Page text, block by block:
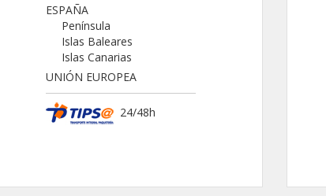
ESPAÑA
Península
Islas Baleares
Islas Canarias
UNIÓN EUROPEA
24/48h